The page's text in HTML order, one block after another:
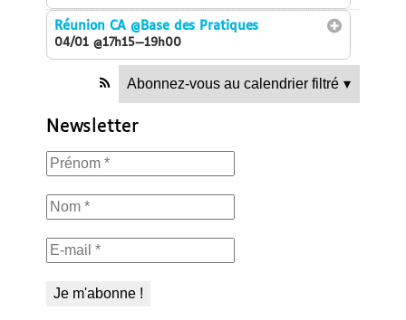
Réunion CA@Base des Pratiques
04/01 @17h15—19h00
Abonnez-vous au calendrier filtré ▾
Newsletter